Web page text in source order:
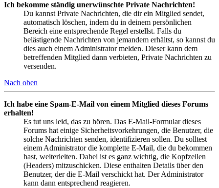
Ich bekomme ständig unerwünschte Private Nachrichten!
Du kannst Private Nachrichten, die dir ein Mitglied sendet,
automatisch löschen, indem du in deinem persönlichen
Bereich eine entsprechende Regel erstellst. Falls du
belästigende Nachrichten von jemandem erhältst, so kannst du
dies auch einem Administrator melden. Dieser kann dem
betreffenden Mitglied dann verbieten, Private Nachrichten zu
versenden.
Nach oben
Ich habe eine Spam-E-Mail von einem Mitglied dieses Forums
erhalten!
Es tut uns leid, das zu hören. Das E-Mail-Formular dieses
Forums hat einige Sicherheitsvorkehrungen, die Benutzer, die
solche Nachrichten senden, identifizieren sollen. Du solltest
einem Administrator die komplette E-Mail, die du bekommen
hast, weiterleiten. Dabei ist es ganz wichtig, die Kopfzeilen
(Headers) mitzuschicken. Diese enthalten Details über den
Benutzer, der die E-Mail verschickt hat. Der Administrator
kann dann entsprechend reagieren.